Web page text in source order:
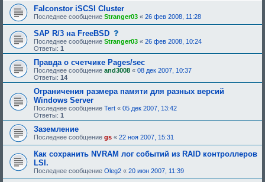
Falconstor iSCSI Cluster
Последнее сообщение Stranger03 « 26 фев 2008, 11:28
SAP R/3 на FreeBSD
о
о
б
щ
е
н
и
е
,
р
ю
щ
е
д
Последнее сообщение Stranger03 « 26 фев 2008, 10:24
Ответы: 1
Правда о счетчике Pages/sec
Последнее сообщение and3008 « 08 дек 2007, 10:37
Ответы: 14
Ограничения размера памяти для разных версий
Windows Server
Последнее сообщение Tert « 05 дек 2007, 13:42
Ответы: 1
Заземление
Последнее сообщение gs « 22 ноя 2007, 15:31
Как сохранить NVRAM лог событий из RAID контроллеров
LSI.
Последнее сообщение Oleg2 « 20 июн 2007, 11:39